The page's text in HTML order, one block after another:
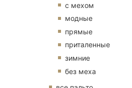
с мехом
модные
прямые
приталенные
зимние
без меха